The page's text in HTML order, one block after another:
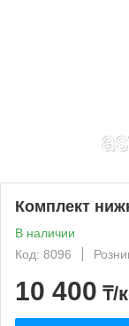
Комплект
В наличии
Код: 8096
10 400 ₸/